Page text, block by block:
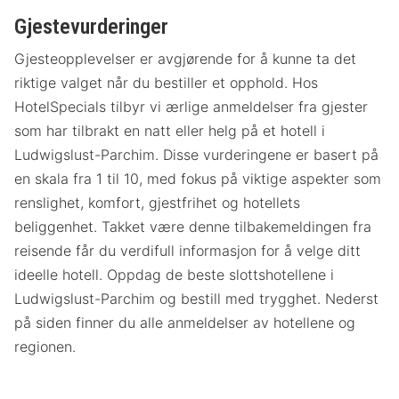
Gjestevurderinger
Gjesteopplevelser er avgjørende for å kunne ta det
riktige valget når du bestiller et opphold. Hos
HotelSpecials tilbyr vi ærlige anmeldelser fra gjester
som har tilbrakt en natt eller helg på et hotell i
Ludwigslust-Parchim. Disse vurderingene er basert på
en skala fra 1 til 10, med fokus på viktige aspekter som
renslighet, komfort, gjestfrihet og hotellets
beliggenhet. Takket være denne tilbakemeldingen fra
reisende får du verdifull informasjon for å velge ditt
ideelle hotell. Oppdag de beste slottshotellene i
Ludwigslust-Parchim og bestill med trygghet. Nederst
på siden finner du alle anmeldelser av hotellene og
regionen.